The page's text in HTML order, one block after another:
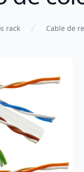
rack Cable de